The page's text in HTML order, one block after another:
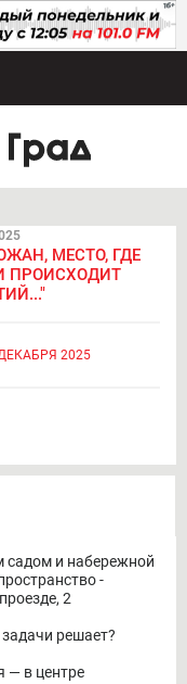
МЕСТО, ГДЕ
ПРОИСХОДИТ
2025
садом и набережной
-
2
решает?
— в центре